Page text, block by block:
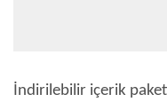
İndirilebilir içerik